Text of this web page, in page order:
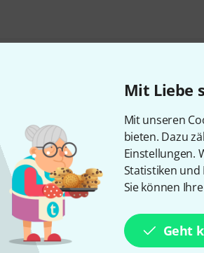
Mit Liebe
Mit unseren
bieten. Dazu
Einstellungen.
Statistiken und
Sie können
Geht
Newsletter
Thomann Newsletter und